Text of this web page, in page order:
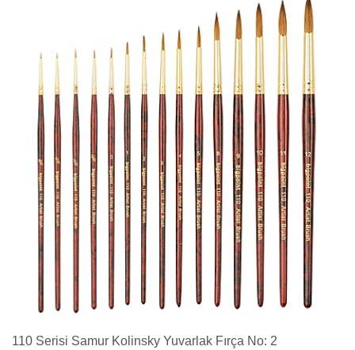
110 Serisi Samur Kolinsky Yuvarlak Fırça No: 2